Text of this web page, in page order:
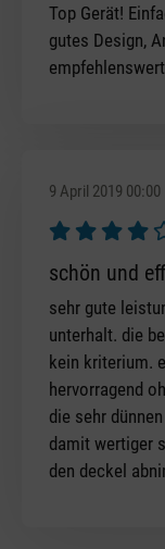
Top Gerät!
gutes Design,
9 April 2019 00:00
Review with
schön und
sehr gute
unterhalt. die
kein kriterium.
hervorragend
die sehr
damit wertiger
den deckel